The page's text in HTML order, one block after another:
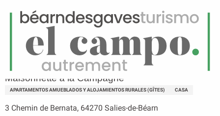
Menú
Página principal Maisonnette à la Campagne
Maisonnette à la Campagne
APARTAMENTOS AMUEBLADOS Y ALOJAMIENTOS RURALES (GÎTES) CASA
3 Chemin de Bernata, 64270 Salies-de-Béarn